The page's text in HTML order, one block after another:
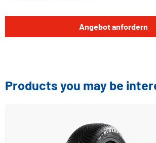
Angebot anfordern
Products you may be